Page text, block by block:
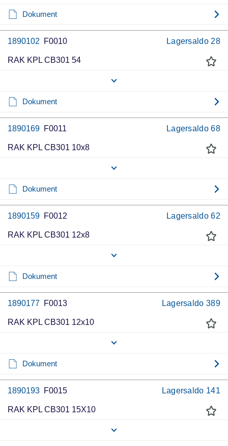
Dokument
1890102 F0010 Lagersaldo 28
RAK KPL CB301 54
Dokument
1890169 F0011 Lagersaldo 68
RAK KPL CB301 10x8
Dokument
1890159 F0012 Lagersaldo 62
RAK KPL CB301 12x8
Dokument
1890177 F0013 Lagersaldo 389
RAK KPL CB301 12x10
Dokument
1890193 F0015 Lagersaldo 141
RAK KPL CB301 15X10